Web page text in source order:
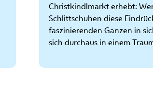
Christkindlmarkt erhebt:
Schlittschuhen diese
faszinierenden Ganzen in
sich durchaus in einem